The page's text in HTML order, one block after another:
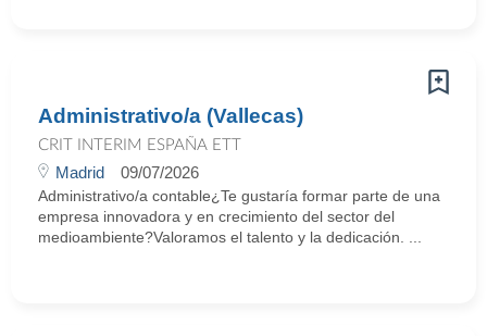
Administrativo/a (Vallecas)
CRIT INTERIM ESPAÑA ETT
Madrid 09/07/2026
Administrativo/a contable¿Te gustaría formar parte de una
empresa innovadora y en crecimiento del sector del
medioambiente?Valoramos el talento y la dedicación. ...